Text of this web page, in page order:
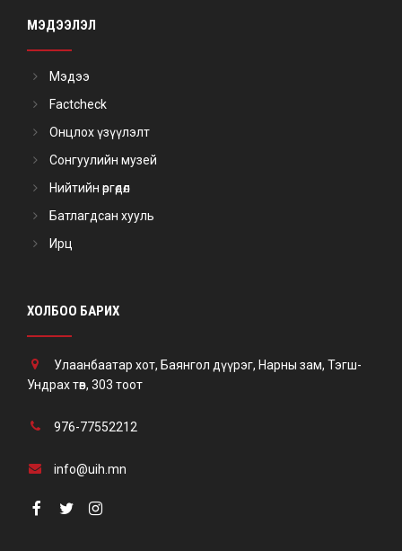
МЭДЭЭЛЭЛ
Мэдээ
Factcheck
Онцлох үзүүлэлт
Сонгуулийн музей
Нийтийн өргөдөл
Батлагдсан хууль
Ирц
ХОЛБОО БАРИХ
Улаанбаатар хот, Баянгол дүүрэг, Нарны зам, Тэгш-
Ундрах төв, 303 тоот
976-77552212
info@uih.mn